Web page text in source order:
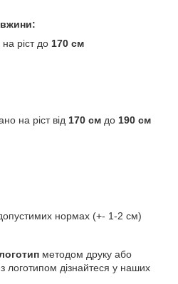
ріст до 170 см
на ріст від 170 см до 190 см
нормах (+- 1-2 см)
методом друку або
логотипом дізнайтеся у наших